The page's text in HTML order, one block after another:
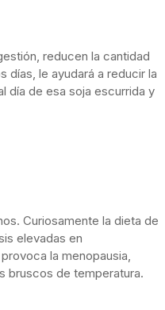
reducen la cantidad
días, le ayudará a reducir la
día de esa soja escurrida y
Curiosamente la dieta de
elevadas en
la menopausia,
bruscos de temperatura.